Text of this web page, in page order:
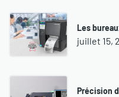
Les
juillet 15,
Précision